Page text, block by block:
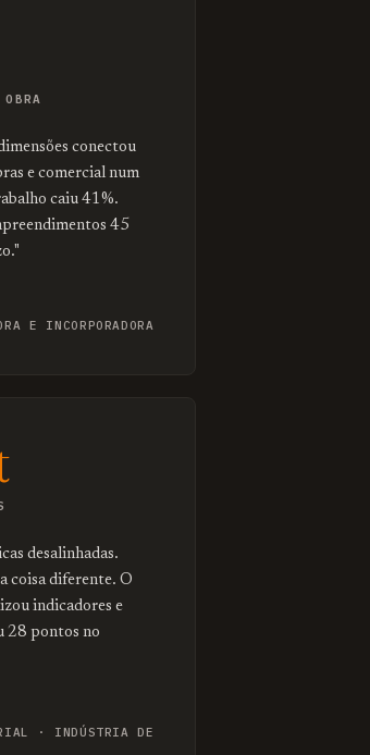
conectou
e comercial num
caiu 41%.
45
E INCORPORADORA
desalinhadas.
coisa diferente. O
indicadores e
28 pontos no
· INDÚSTRIA DE